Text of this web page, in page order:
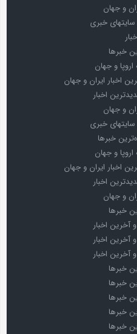
و جهان
خبری
خبرها
اروپا و جهان
اخبار ایران و جهان
اخبار
و جهان
خبری
خبرها
اروپا و جهان
اخبار ایران و جهان
اخبار
و جهان
خبرها
اخبار
اخبار
اخبار
خبرها
خبرها
خبرها
خبرها
خبرها